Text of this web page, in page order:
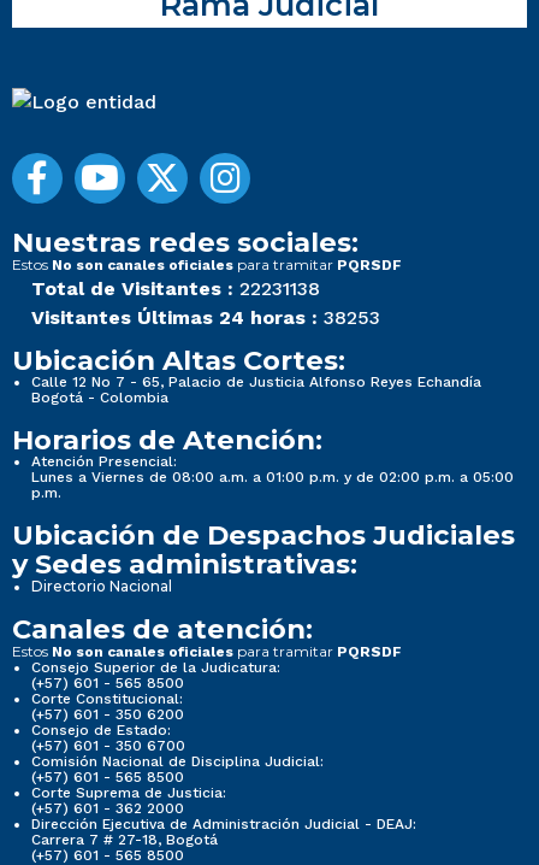
Nuestras redes sociales:
Estos No son canales oficiales para tramitar PQRSDF
Total de Visitantes : 22231138
Visitantes Últimas 24 horas : 38253
Ubicación Altas Cortes:
Calle 12 No 7 - 65, Palacio de Justicia Alfonso Reyes Echandía
Bogotá - Colombia
Horarios de Atención:
Atención Presencial:
Lunes a Viernes de 08:00 a.m. a 01:00 p.m. y de 02:00 p.m. a 05:00
p.m.
Ubicación de Despachos Judiciales
y Sedes administrativas:
Directorio Nacional
Canales de atención:
Estos No son canales oficiales para tramitar PQRSDF
Consejo Superior de la Judicatura:
(+57) 601 - 565 8500
Corte Constitucional:
(+57) 601 - 350 6200
Consejo de Estado:
(+57) 601 - 350 6700
Comisión Nacional de Disciplina Judicial:
(+57) 601 - 565 8500
Corte Suprema de Justicia:
(+57) 601 - 362 2000
Dirección Ejecutiva de Administración Judicial - DEAJ:
Carrera 7 # 27-18, Bogotá
(+57) 601 - 565 8500